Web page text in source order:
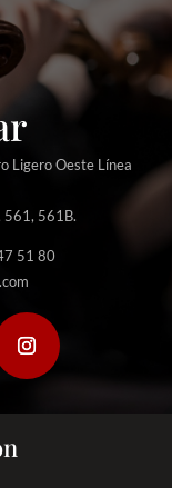
Ligero Oeste Línea
561, 561B.
51 80